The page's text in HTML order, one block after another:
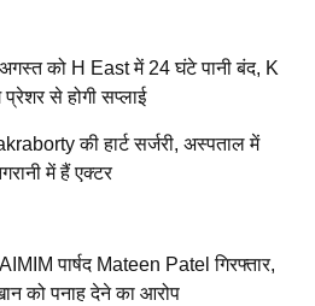
को H East में 24 घंटे पानी बंद, K
से होगी सप्लाई
की हार्ट सर्जरी, अस्पताल में
में हैं एक्टर
पार्षद Mateen Patel गिरफ्तार,
को पनाह देने का आरोप